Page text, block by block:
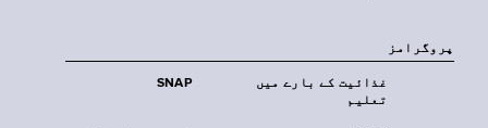
پروگرامز
SNAP
غذائیت کے بارے میں
تعلیم